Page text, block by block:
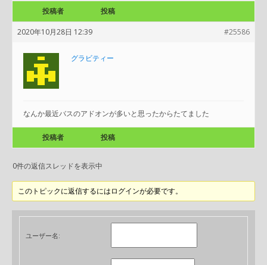
投稿者 投稿
2020年10月28日 12:39 #25586
グラビティー
なんか最近バスのアドオンが多いと思ったからたてました
投稿者 投稿
0件の返信スレッドを表示中
このトピックに返信するにはログインが必要です。
ユーザー名: